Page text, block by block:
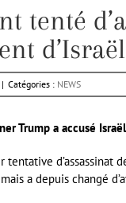
tenté
| Catégories : NEWS
Trump a accusé
tentative
a depuis changé